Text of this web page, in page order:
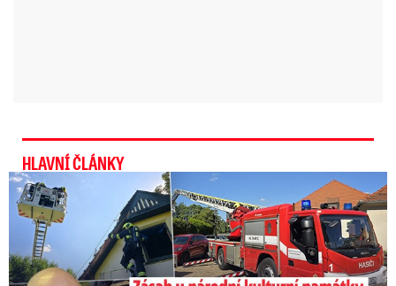
HLAVNÍ ČLÁNKY
U Daniela Landy hořelo! Hasiči kroutí hlavou